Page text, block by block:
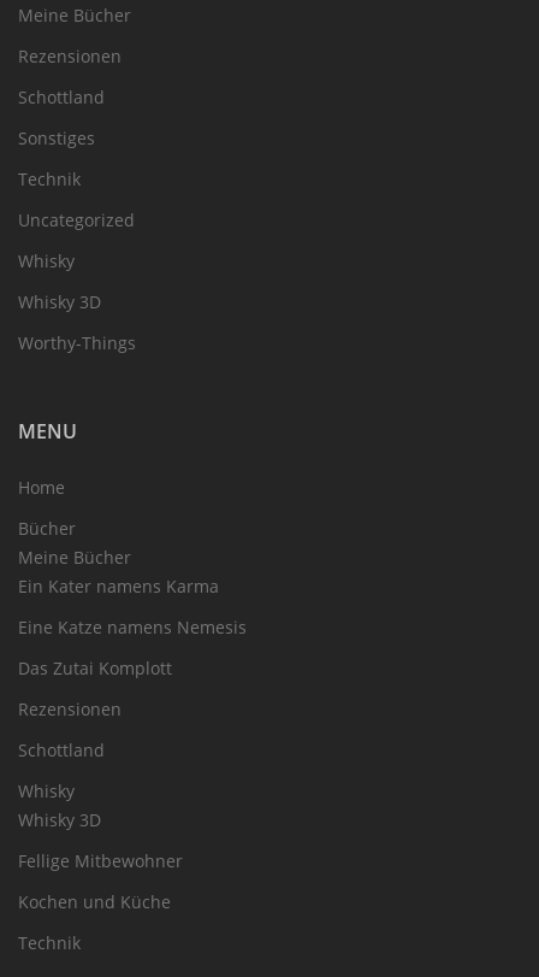
Meine Bücher
Rezensionen
Schottland
Sonstiges
Technik
Uncategorized
Whisky
Whisky 3D
Worthy-Things
MENU
Home
Bücher
Meine Bücher
Ein Kater namens Karma
Eine Katze namens Nemesis
Das Zutai Komplott
Rezensionen
Schottland
Whisky
Whisky 3D
Fellige Mitbewohner
Kochen und Küche
Technik